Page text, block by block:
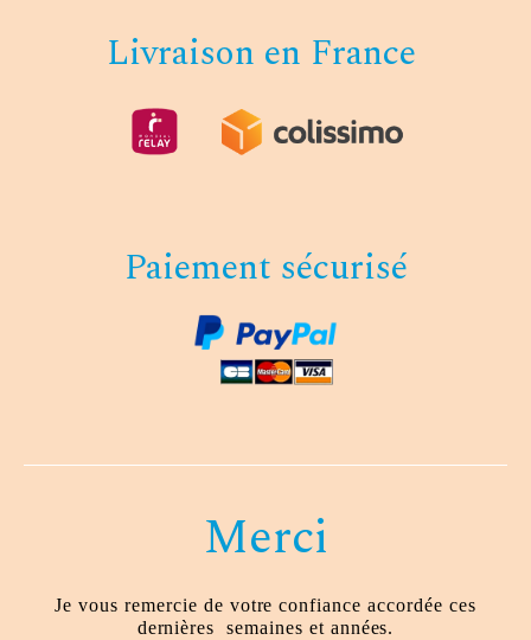
Livraison en France
Paiement sécurisé
Merci
Je vous remercie de votre confiance accordée ces
dernières semaines et années.